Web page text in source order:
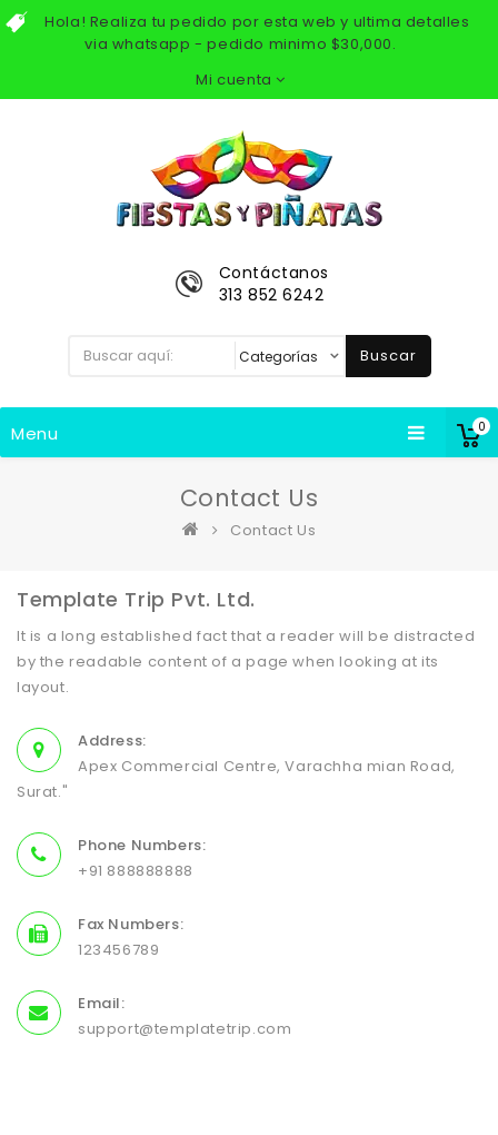
Hola! Realiza tu pedido por esta web y ultima detalles
via whatsapp - pedido minimo $30,000.
Mi cuenta
0
Contáctanos
313 852 6242
Buscar
Menu
Contact Us
Contact Us
Template Trip Pvt. Ltd.
It is a long established fact that a reader will be distracted
by the readable content of a page when looking at its
layout.
Address:
Apex Commercial Centre, Varachha mian Road,
Surat."
Phone Numbers:
+91 888888888
Fax Numbers:
123456789
Email:
support@templatetrip.com